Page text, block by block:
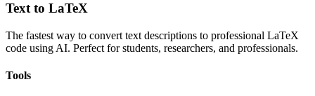
Text to LaTeX
The fastest way to convert text descriptions to professional LaTeX
code using AI. Perfect for students, researchers, and professionals.
Tools